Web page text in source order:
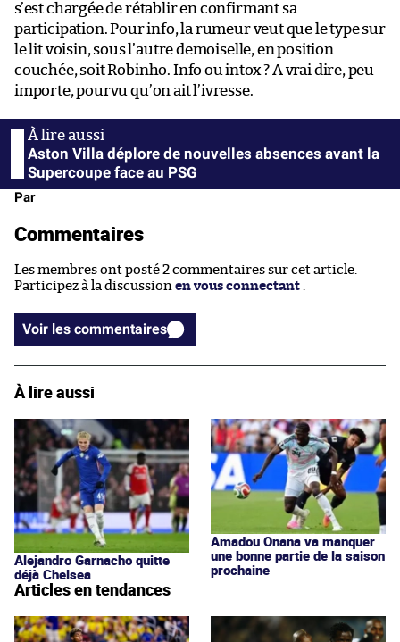
s’est chargée de rétablir en confirmant sa
participation. Pour info, la rumeur veut que le type sur
le lit voisin, sous l’autre demoiselle, en position
couchée, soit Robinho. Info ou intox ? A vrai dire, peu
importe, pourvu qu’on ait l’ivresse.
Aston Villa déplore de nouvelles absences avant la
Supercoupe face au PSG
Par
Commentaires
Les membres ont posté 2 commentaires sur cet article.
Participez à la discussion en vous connectant .
Voir les commentaires
À lire aussi
Alejandro Garnacho quitte
déjà Chelsea
Amadou Onana va manquer
une bonne partie de la saison
prochaine
Articles en tendances